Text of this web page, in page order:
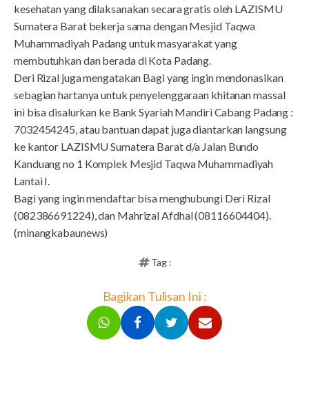
kesehatan yang dilaksanakan secara gratis oleh LAZISMU
Sumatera Barat bekerja sama dengan Mesjid Taqwa
Muhammadiyah Padang untuk masyarakat yang
membutuhkan dan berada di Kota Padang.
Deri Rizal juga mengatakan Bagi yang ingin mendonasikan
sebagian hartanya untuk penyelenggaraan khitanan massal
ini bisa disalurkan ke Bank Syariah Mandiri Cabang Padang :
7032454245, atau bantuan dapat juga diantarkan langsung
ke kantor LAZISMU Sumatera Barat d/a Jalan Bundo
Kanduang no 1 Komplek Mesjid Taqwa Muhammadiyah
Lantai I.
Bagi yang ingin mendaftar bisa menghubungi Deri Rizal
(082386691224), dan Mahrizal Afdhal (08116604404).
(minangkabaunews)
Tag :
Bagikan Tulisan Ini :